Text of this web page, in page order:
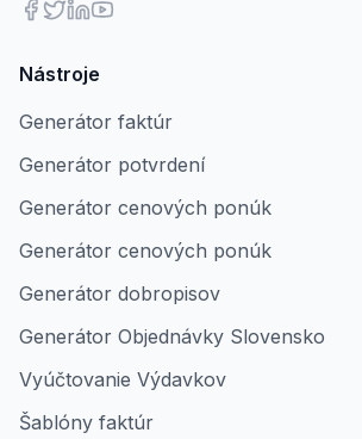
Nástroje
Generátor faktúr
Generátor potvrdení
Generátor cenových ponúk
Generátor cenových ponúk
Generátor dobropisov
Generátor Objednávky Slovensko
Vyúčtovanie Výdavkov
Šablóny faktúr